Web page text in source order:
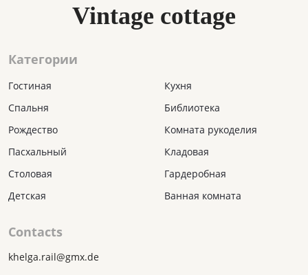
Vintage cottage
Категории
Гостиная
Спальня
Рождество
Пасхальный
Столовая
Детская
Кухня
Библиотека
Комната рукоделия
Кладовая
Гардеробная
Ванная комната
Contacts
khelga.rail@gmx.dе